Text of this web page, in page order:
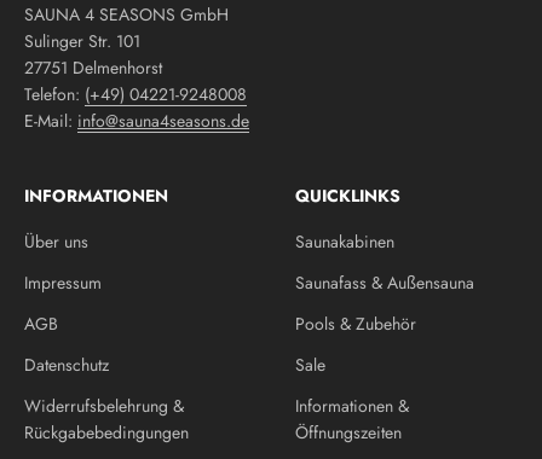
SAUNA 4 SEASONS GmbH
Sulinger Str. 101
27751 Delmenhorst
Telefon: (+49) 04221-9248008
E-Mail: info@sauna4seasons.de
INFORMATIONEN
Über uns
Impressum
AGB
Datenschutz
Widerrufsbelehrung &
Rückgabebedingungen
QUICKLINKS
Saunakabinen
Saunafass & Außensauna
Pools & Zubehör
Sale
Informationen &
Öffnungszeiten